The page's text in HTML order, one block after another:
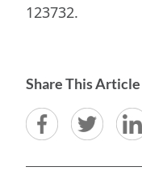
123732.
Share This Article